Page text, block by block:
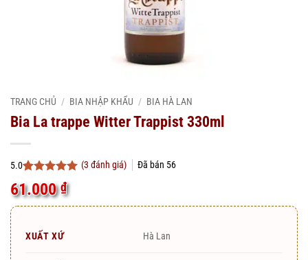
TRANG CHỦ / BIA NHẬP KHẨU / BIA HÀ LAN
Bia La trappe Witter Trappist 330ml
5.0
5.0trên 5
dựa trên
3
đánh giá
(3 đánh giá) Đã bán 56
61.000₫
XUẤT XỨ Hà Lan